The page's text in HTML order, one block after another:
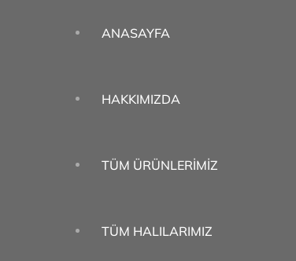
ANASAYFA
HAKKIMIZDA
TÜM ÜRÜNLERIMIZ
TÜM HALILARIMIZ